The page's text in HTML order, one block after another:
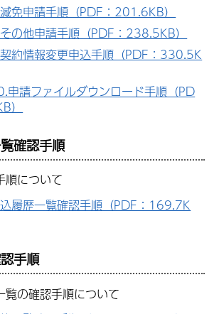
免申請手順（PDF：201.6KB）
の他申請手順（PDF：238.5KB）
約情報変更申込手順（PDF：330.5K
申請ファイルダウンロード手順（PD
）
確認手順
順について
履歴一覧確認手順（PDF：169.7K
手順
覧の確認手順について